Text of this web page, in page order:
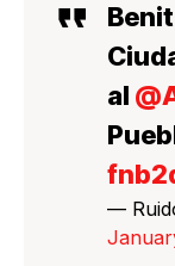
al
—